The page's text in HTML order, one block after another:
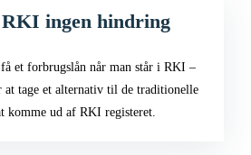
ingen hindring
et forbrugslån når man står i RKI –
at tage et alternativ til de traditionelle
komme ud af RKI registeret.